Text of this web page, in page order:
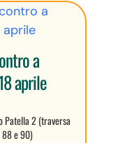
a
aprile
Patella 2 (traversa
88 e 90)